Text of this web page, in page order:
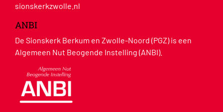
sionskerkzwolle.nl
ANBI
De Sionskerk Berkum en Zwolle-Noord (PGZ) is een
Algemeen Nut Beogende Instelling (ANBI).